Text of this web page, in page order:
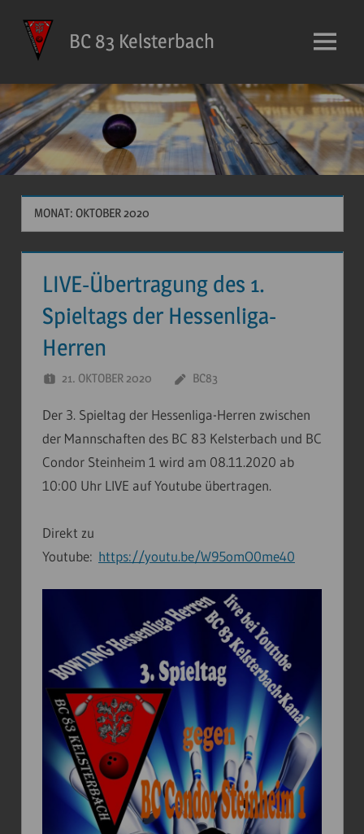
Inhalt
springen
BC 83 Kelsterbach Menü
MONAT: OKTOBER 2020
LIVE-Übertragung des 1.
Spieltags der Hessenliga-
Herren
21. OKTOBER 2020 BC83
Der 3. Spieltag der Hessenliga-Herren zwischen
der Mannschaften des BC 83 Kelsterbach und BC
Condor Steinheim 1 wird am 08.11.2020 ab
10:00 Uhr LIVE auf Youtube übertragen.
Direkt zu
Youtube: https://youtu.be/W95omO0me40